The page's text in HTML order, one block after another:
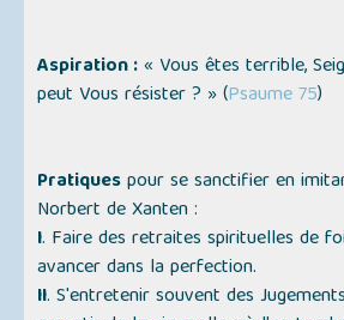
Aspiration :« Vous êtes terrible,
peut Vous résister ? »(Psaume 75)
Pratiquespour se sanctifier en
Norbert de Xanten :
I. Faire des retraites spirituelles de
avancer dans la perfection.
II. S'entretenir souvent des